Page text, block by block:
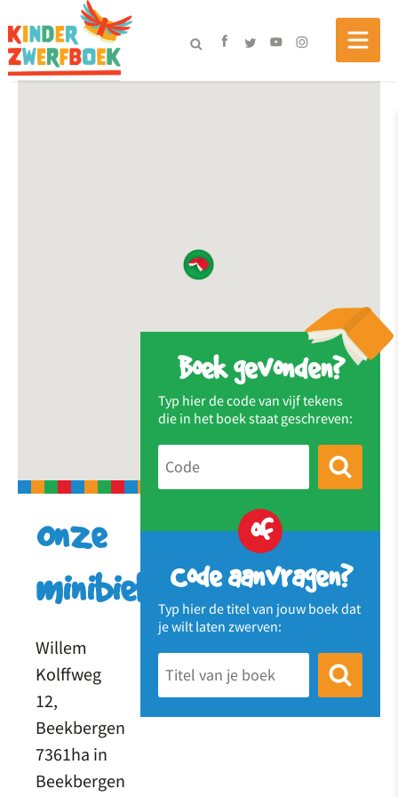
Boek gevonden?
Typ hier de code van vijf tekens
die in het boek staat geschreven:
of
Code aanvragen?
Typ hier de titel van jouw boek dat
je wilt laten zwerven:
Onze
minibieb
Willem
Kolffweg
12,
Beekbergen
7361ha in
Beekbergen